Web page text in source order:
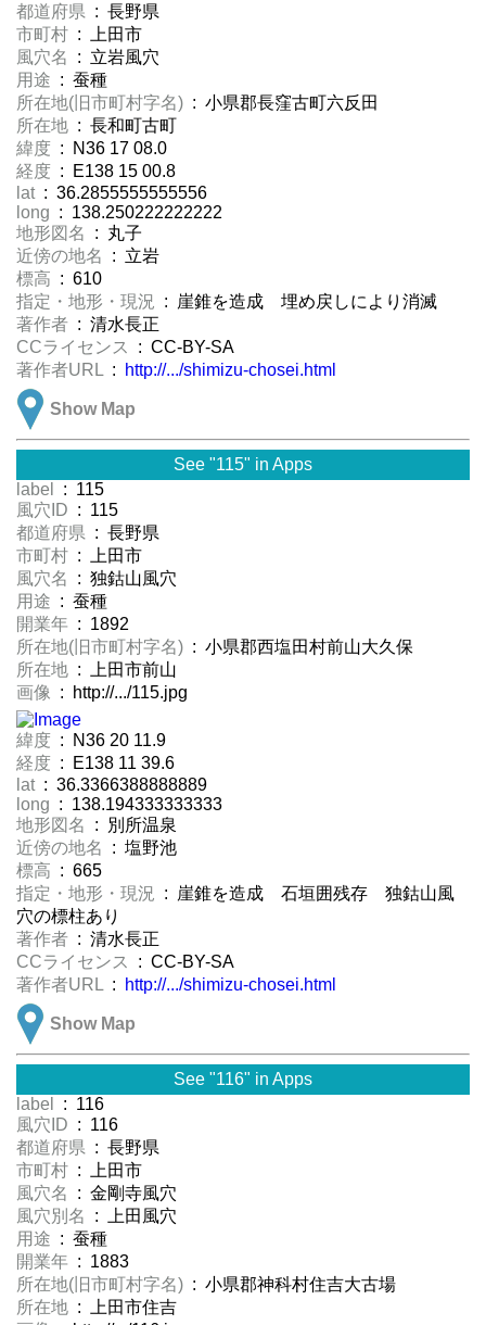
都道府県 : 長野県
市町村 : 上田市
風穴名
: 立岩風穴
用途 : 蚕種
所在地(旧市町村字名) : 小県郡長窪古町六反田
所在地 : 長和町古町
緯度 : N36 17 08.0
経度 : E138 15 00.8
lat : 36.2855555555556
long : 138.250222222222
地形図名
: 丸子
近傍の地名
: 立岩
標高 : 610
指定・地形・現況
: 崖錐を造成 埋め戻しにより消滅
著作者 : 清水長正
CCライセンス
: CC-BY-SA
著作者URL : http://.../shimizu-chosei.html
Show Map
See "115" in Apps
label
: 115
風穴ID : 115
都道府県 : 長野県
市町村 : 上田市
風穴名
: 独鈷山風穴
用途 : 蚕種
開業年 : 1892
所在地(旧市町村字名) : 小県郡西塩田村前山大久保
所在地 : 上田市前山
画像
: http://.../115.jpg
緯度 : N36 20 11.9
経度 : E138 11 39.6
lat : 36.3366388888889
long : 138.194333333333
地形図名
: 別所温泉
近傍の地名
: 塩野池
標高 : 665
指定・地形・現況
: 崖錐を造成 石垣囲残存 独鈷山風
穴の標柱あり
著作者 : 清水長正
CCライセンス
: CC-BY-SA
著作者URL : http://.../shimizu-chosei.html
Show Map
See "116" in Apps
label
: 116
風穴ID : 116
都道府県 : 長野県
市町村 : 上田市
風穴名
: 金剛寺風穴
風穴別名
: 上田風穴
用途 : 蚕種
開業年 : 1883
所在地(旧市町村字名) : 小県郡神科村住吉大古場
所在地 : 上田市住吉